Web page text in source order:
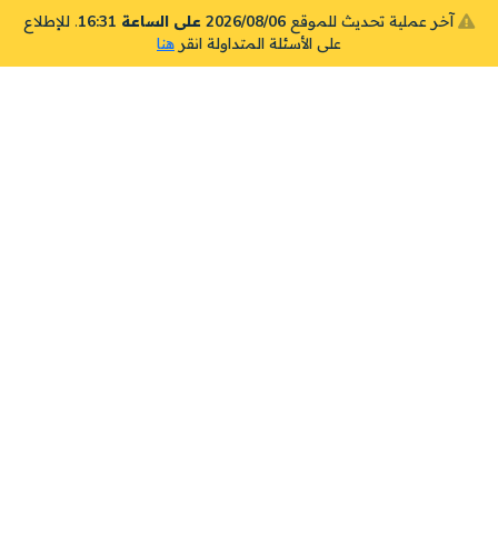
آخر عملية تحديث للموقع 2026/08/06 على الساعة 16:31
. للإطلاع
على الأسئلة المتداولة انقر هنا